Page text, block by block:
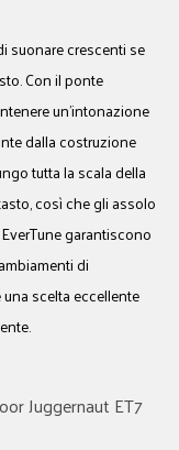
suonare crescenti se
Con il ponte
un'intonazione
dalla costruzione
tutta la scala della
così che gli assolo
garantiscono
di
scelta eccellente